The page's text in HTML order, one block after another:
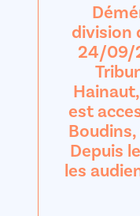
division
24/09/
est
Depuis
les